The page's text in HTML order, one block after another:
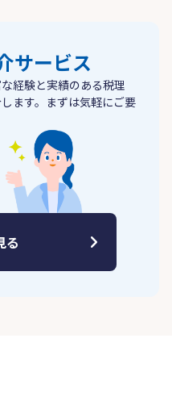
サービス
経験と実績のある税理
ます。まずは気軽にご要
る